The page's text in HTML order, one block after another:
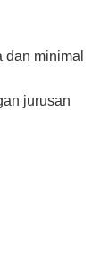
minimal
jurusan